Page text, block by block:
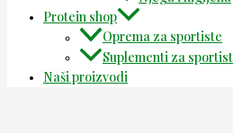
Protein shop
Oprema za sportiste
Suplementi za
Naši proizvodi